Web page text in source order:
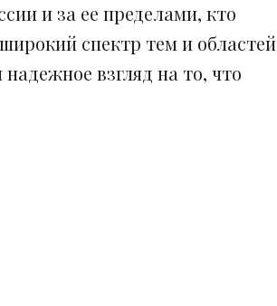
и за ее пределами, кто
спектр тем и областей
взгляд на то, что